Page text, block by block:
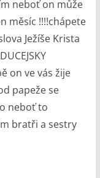
neboť on může
měsíc !!!!chápete
Ježíše Krista
on ve vás žije
papeže se
neboť to
bratři a sestry